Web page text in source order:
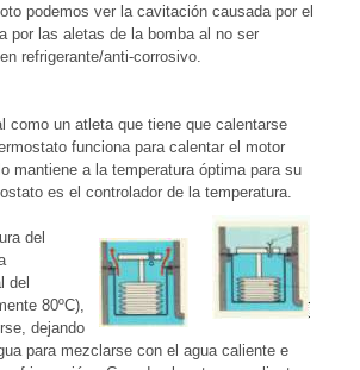
podemos ver la cavitación causada por el
por las aletas de la bomba al no ser
refrigerante/anti-corrosivo.
como un atleta que tiene que calentarse
funciona para calentar el motor
mantiene a la temperatura óptima para su
es el controlador de la temperatura.
del
del
80ºC),
dejando
para mezclarse con el agua caliente e